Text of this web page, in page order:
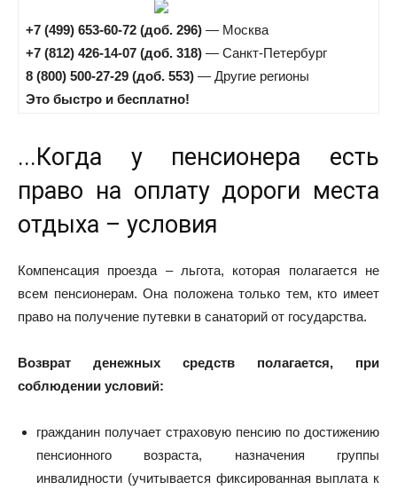
+7 (499) 653-60-72 (доб. 296) — Москва
+7 (812) 426-14-07 (доб. 318) — Санкт-Петербург
8 (800) 500-27-29 (доб. 553) — Другие регионы
Это быстро и бесплатно!
...Когда у пенсионера есть
право на оплату дороги места
отдыха – условия
Компенсация проезда – льгота, которая полагается не
всем пенсионерам. Она положена только тем, кто имеет
право на получение путевки в санаторий от государства.
Возврат денежных средств полагается, при
соблюдении условий:
гражданин получает страховую пенсию по достижению
пенсионного возраста, назначения группы
инвалидности (учитывается фиксированная выплата к